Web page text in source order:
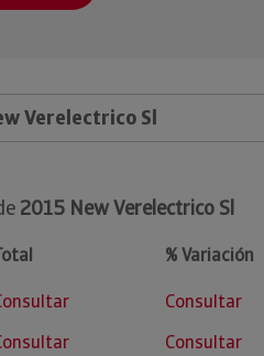
Verelectrico Sl
2015 New Verelectrico Sl
% Variación
Consultar
Consultar